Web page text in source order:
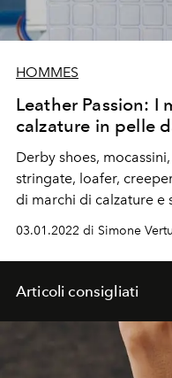
HOMMES
Leather Passion: I
calzature in pelle
Derby shoes,
stringate, loafer,
di marchi di calzature
03.01.2022 di Simone
Articoli consigliati